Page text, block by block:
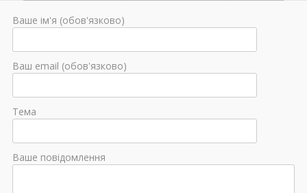
Ваше ім'я (обов'язково)
Ваш email (обов'язково)
Тема
Ваше повідомлення